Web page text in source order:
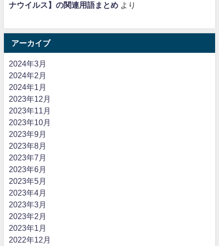
ナウイルス】の関連用語まとめ より
アーカイブ
2024年3月
2024年2月
2024年1月
2023年12月
2023年11月
2023年10月
2023年9月
2023年8月
2023年7月
2023年6月
2023年5月
2023年4月
2023年3月
2023年2月
2023年1月
2022年12月